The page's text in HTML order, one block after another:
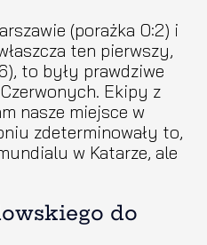
(porażka 0:2) i
ten pierwszy,
to były prawdziwe
Ekipy z
nasze miejsce w
zdeterminowały to,
w Katarze, ale
do